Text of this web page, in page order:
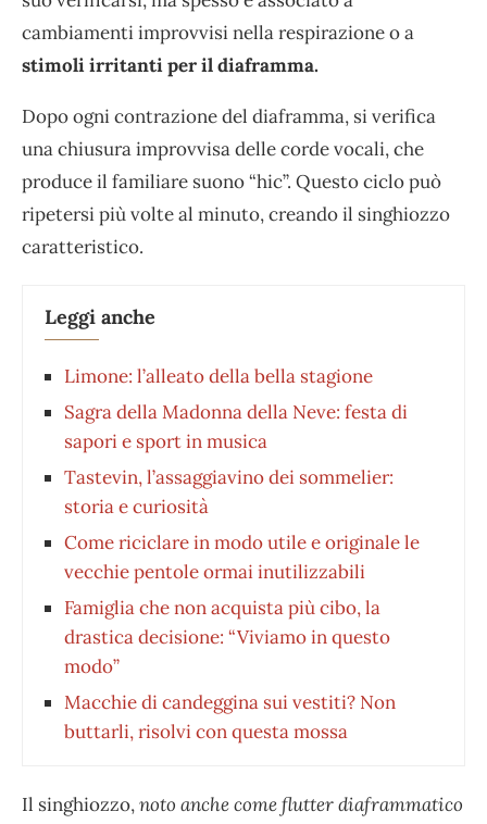
cambiamenti improvvisi nella respirazione o a
stimoli irritanti per il diaframma.
Dopo ogni contrazione del diaframma, si verifica
una chiusura improvvisa delle corde vocali, che
produce il familiare suono “hic”. Questo ciclo può
ripetersi più volte al minuto, creando il singhiozzo
caratteristico.
Leggi anche
Limone: l’alleato della bella stagione
Sagra della Madonna della Neve: festa di
sapori e sport in musica
Tastevin, l’assaggiavino dei sommelier:
storia e curiosità
Come riciclare in modo utile e originale le
vecchie pentole ormai inutilizzabili
Famiglia che non acquista più cibo, la
drastica decisione: “Viviamo in questo
modo”
Macchie di candeggina sui vestiti? Non
buttarli, risolvi con questa mossa
Il singhiozzo,noto anche come flutter diaframmatico